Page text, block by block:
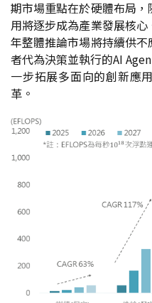
期市場重點在於硬體布局
用將逐步成為產業發展核
年整體推論市場將持續供
者代為決策並執行的AI
一步拓展多面向的創新應
革。